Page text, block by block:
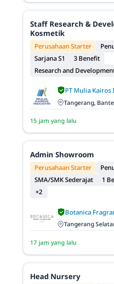
Staff Research &
Kosmetik
Perusahaan Starter
Sarjana S1
3 Benefit
Research and
PT Mulia
Tangerang,
15 jam yang lalu
Admin Showroom
Perusahaan Starter
SMA/SMK Sederajat
1
+2
Botanica
Tangerang
17 jam yang lalu
Head Nursery